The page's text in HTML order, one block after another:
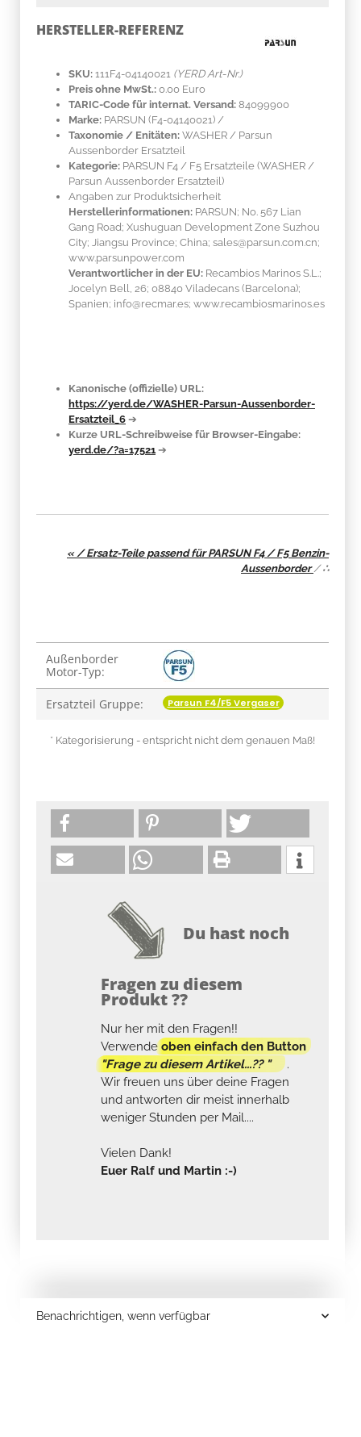
HERSTELLER-REFERENZ
SKU: 111F4-04140021 (YERD Art-Nr.)
Preis ohne MwSt.: 0.00 Euro
TARIC-Code für internat. Versand: 84099900
Marke: PARSUN (F4-04140021) /
Taxonomie / Enitäten: WASHER / Parsun
Aussenborder Ersatzteil
Kategorie: PARSUN F4 / F5 Ersatzteile (WASHER /
Parsun Aussenborder Ersatzteil)
Angaben zur Produktsicherheit
Herstellerinformationen: PARSUN; No. 567 Lian
Gang Road; Xushuguan Development Zone Suzhou
City; Jiangsu Province; China; sales@parsun.com.cn;
www.parsunpower.com
Verantwortlicher in der EU: Recambios Marinos S.L.;
Jocelyn Bell, 26; 08840 Viladecans (Barcelona);
Spanien; info@recmar.es; www.recambiosmarinos.es
Kanonische (offizielle) URL:
https://yerd.de/WASHER-Parsun-Aussenborder-
Ersatzteil_6 ➔
Kurze URL-Schreibweise für Browser-Eingabe:
yerd.de/?a=17521 ➔
« / Ersatz-Teile passend für PARSUN F4 / F5 Benzin-
Aussenborder/∴
Produkteigenschaft
Wert
Außenborder
Motor-Typ:
Ersatzteil Gruppe: Parsun F4/F5 Vergaser
* Kategorisierung - entspricht nicht dem genauen Maß!
Du hast noch
Fragen zu diesem
Produkt ??
Nur her mit den Fragen!!
Verwendeoben einfach den Button
"Frage zu diesem Artikel...?? "
.
Wir freuen uns über deine Fragen
und antworten dir meist innerhalb
weniger Stunden per Mail....
Vielen Dank!
Euer Ralf und Martin :-)
Benachrichtigen, wenn verfügbar